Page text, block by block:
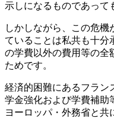
示しになるものであって
しかしながら、この危機
ていることは私共も十分
の学費以外の費用等の全
ためです。
経済的困難にあるフラン
学金強化および学費補助
ヨーロッパ・外務省と共